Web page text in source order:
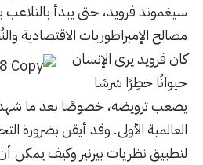
سيغموند فرويد، حتى يبدأ بالتلاعب
مصالح الإمبراطوريات الاقتصادية
كان فرويد يرى الإنسان
حيوانًا خطِرًا شرسًا
يصعب ترويضه، خصوصًا بعد ما
العالمية الأولى. وقد أيقن بضرورة
لتطبيق نظريات بيرنيز وكيف يمكن أن